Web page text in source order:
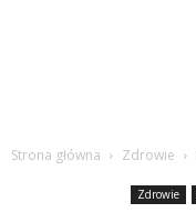
Strona główna Zdrowie
Zdrowie